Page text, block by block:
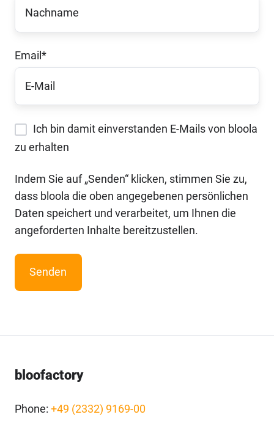
Email*
Ich bin damit einverstanden E-Mails von bloola
zu erhalten
Indem Sie auf „Senden“ klicken, stimmen Sie zu,
dass bloola die oben angegebenen persönlichen
Daten speichert und verarbeitet, um Ihnen die
angeforderten Inhalte bereitzustellen.
bloofactory
Phone: +49 (2332) 9169-00